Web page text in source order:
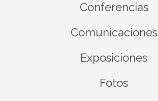
Conferencias
Comunicaciones
Exposiciones
Fotos